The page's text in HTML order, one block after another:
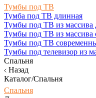
Тумбы под ТВ
Тумба под ТВ длинная
Тумбы под ТВ из массива
Тумбы под ТВ из массива
Тумбы под ТВ
Тумбы под телевизор из
Спальня
Назад
Каталог/Спальня
Спальня